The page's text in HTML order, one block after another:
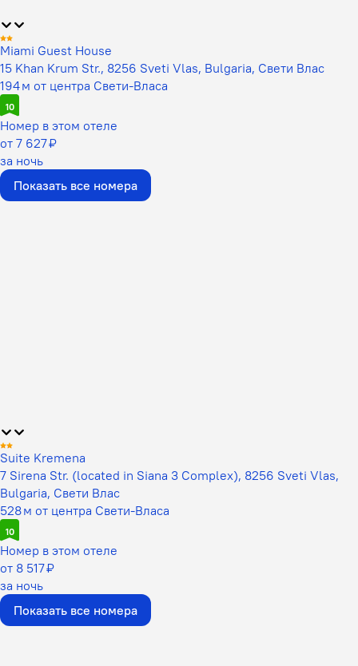
Miami Guest House
15 Khan Krum Str., 8256 Sveti Vlas, Bulgaria, Свети Влас
194 м от центра Свети-Власа
10
Номер в этом отеле
от 7 627 ₽
за ночь
Показать все номера
Suite Kremena
7 Sirena Str. (located in Siana 3 Complex), 8256 Sveti Vlas,
Bulgaria, Свети Влас
528 м от центра Свети-Власа
10
Номер в этом отеле
от 8 517 ₽
за ночь
Показать все номера